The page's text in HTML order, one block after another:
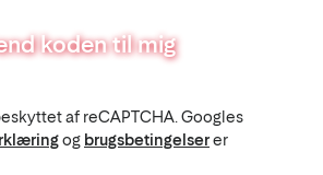
koden til mig
af reCAPTCHA. Googles
og brugsbetingelserer